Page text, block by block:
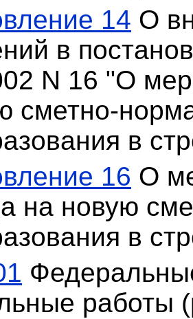
14 О
в
N 16 "О
сметно-
в
16 О
на новую
в
работы